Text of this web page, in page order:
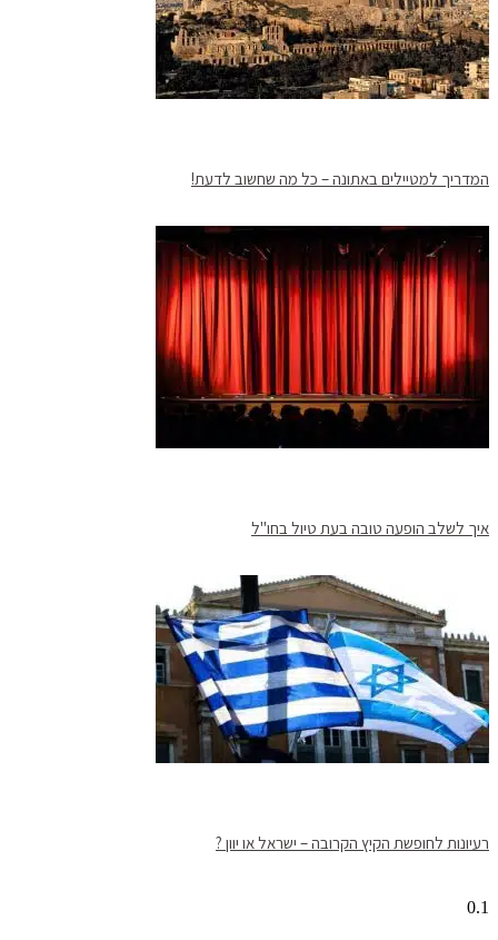
המדריך למטיילים באתונה – כל מה שחשוב לדעת!
איך לשלב הופעה טובה בעת טיול בחו"ל
רעיונות לחופשת הקיץ הקרובה – ישראל או יוון ?